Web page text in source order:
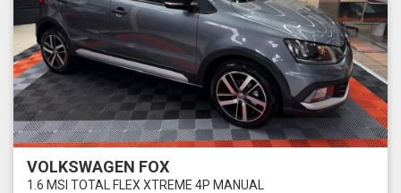
VOLKSWAGEN FOX
1.6 MSI TOTAL FLEX XTREME 4P MANUAL